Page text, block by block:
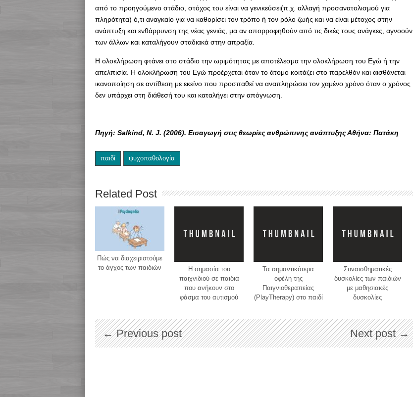
από το προηγούμενο στάδιο, στόχος του είναι να γενικεύσει(π.χ. αλλαγή προσανατολισμού για
πληρότητα) ό,τι αναγκαίο για να καθορίσει τον τρόπο ή τον ρόλο ζωής και να είναι μέτοχος στην
ανάπτυξη και ενθάρρυνση της νέας γενιάς, μα αν απορροφηθούν από τις δικές τους ανάγκες, αγνοούν
των άλλων και καταλήγουν σταδιακά στην απραξία.
Η ολοκλήρωση φτάνει στο στάδιο την ωριμότητας με αποτέλεσμα την ολοκλήρωση του Εγώ ή την
απελπισία. Η ολοκλήρωση του Εγώ προέρχεται όταν το άτομο κοιτάζει στο παρελθόν και αισθάνεται
ικανοποίηση σε αντίθεση με εκείνο που προσπαθεί να αναπληρώσει τον χαμένο χρόνο όταν ο χρόνος
δεν υπάρχει στη διάθεσή του και καταλήγει στην απόγνωση.
Πηγή: Salkind, N. J. (2006). Εισαγωγή στις θεωρίες ανθρώπινης ανάπτυξης Αθήνα: Πατάκη
παιδί ψυχοπαθολογία
Related Post
Πώς να διαχειριστούμε
το άγχος των παιδιών
H σημασία του
παιχνιδιού σε παιδιά
που ανήκουν στο
φάσμα του αυτισμού
Τα σημαντικότερα
oφέλη της
Παιγνιοθεραπείας
(PlayTherapy) στο παιδί
Συναισθηματικές
δυσκολίες των παιδιών
με μαθησιακές
δυσκολίες
← Previous post Next post →